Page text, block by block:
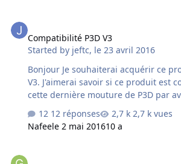
Compatibilité P3D V3
Started by jeftc, le 23 avril 2016
Bonjour Je souhaiterai acquérir ce produit.
V3. J'aimerai savoir si ce produit est
cette dernière
12 réponses
2,7 k vues
Nafeele 2 mai 201610 a